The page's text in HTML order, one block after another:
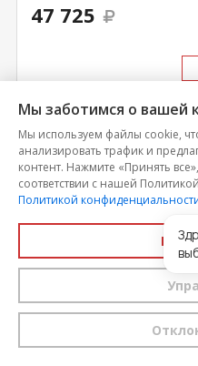
47 725
Кухонный гарнитур
Мы заботимся о вашей
Мы используем файлы cookie,
анализировать трафик и
контент. Нажмите «Принять
соответствии с нашей
Политикой